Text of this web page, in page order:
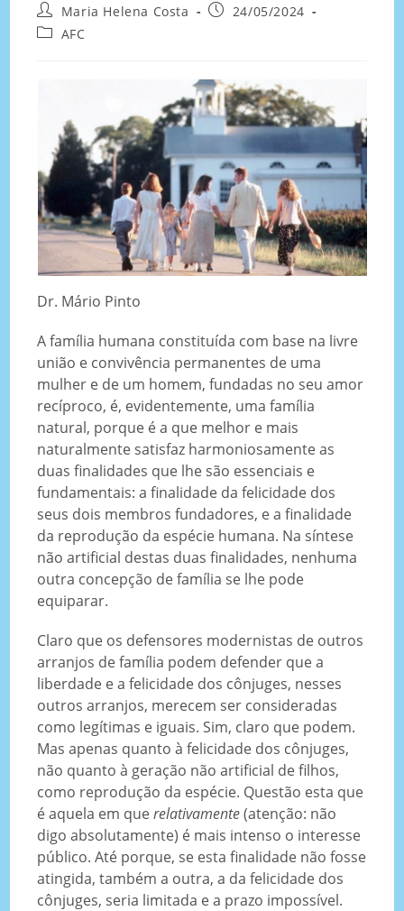
Maria Helena Costa
24/05/2024
AFC
Dr. Mário Pinto
A família humana constituída com base na livre
união e convivência permanentes de uma
mulher e de um homem, fundadas no seu amor
recíproco, é, evidentemente, uma família
natural, porque é a que melhor e mais
naturalmente satisfaz harmoniosamente as
duas finalidades que lhe são essenciais e
fundamentais: a finalidade da felicidade dos
seus dois membros fundadores, e a finalidade
da reprodução da espécie humana. Na síntese
não artificial destas duas finalidades, nenhuma
outra concepção de família se lhe pode
equiparar.
Claro que os defensores modernistas de outros
arranjos de família podem defender que a
liberdade e a felicidade dos cônjuges, nesses
outros arranjos, merecem ser consideradas
como legítimas e iguais. Sim, claro que podem.
Mas apenas quanto à felicidade dos cônjuges,
não quanto à geração não artificial de filhos,
como reprodução da espécie. Questão esta que
é aquela em querelativamente(atenção: não
digo absolutamente) é mais intenso o interesse
público. Até porque, se esta finalidade não fosse
atingida, também a outra, a da felicidade dos
cônjuges, seria limitada e a prazo impossível.